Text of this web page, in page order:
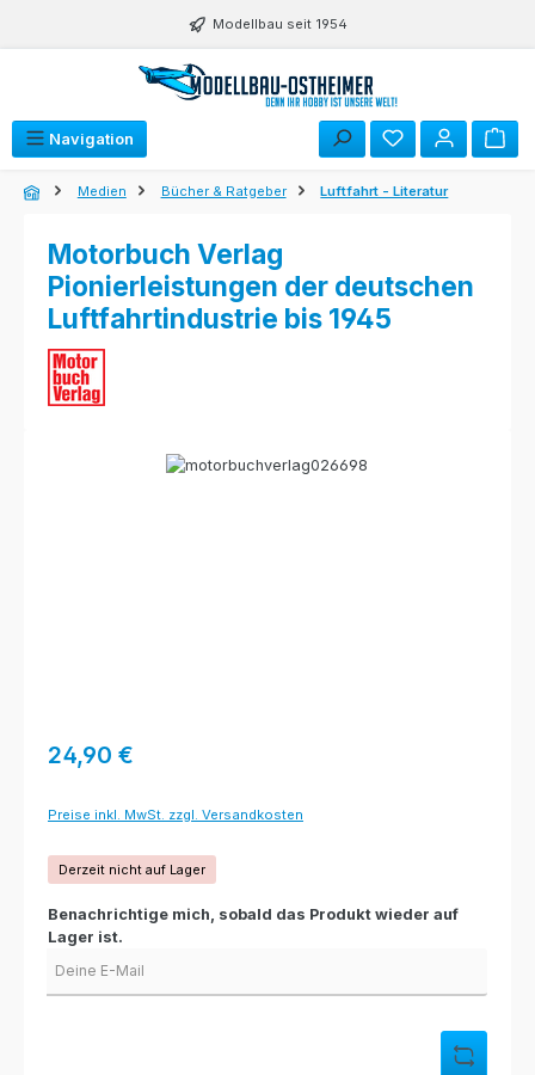
Zum Hauptinhalt springen Modellbau seit 1954
Navigation
Medien Bücher & Ratgeber Luftfahrt - Literatur
Motorbuch Verlag
Pionierleistungen der deutschen
Luftfahrtindustrie bis 1945
Bildergalerie überspringen
Regulärer Preis:
24,90 €
Preise inkl. MwSt. zzgl. Versandkosten
Derzeit nicht auf Lager
Benachrichtige mich, sobald das Produkt wieder auf
Lager ist.